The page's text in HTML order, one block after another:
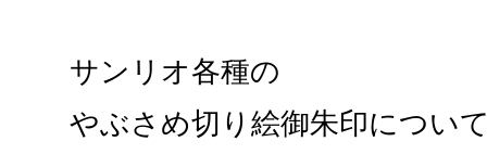
サンリオ各種の
やぶさめ切り絵御朱印につい